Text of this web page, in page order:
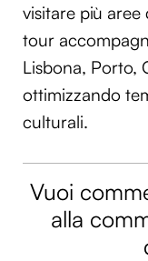
visitare più
tour
Lisbona, Porto,
ottimizzando
culturali.
Vuoi
alla